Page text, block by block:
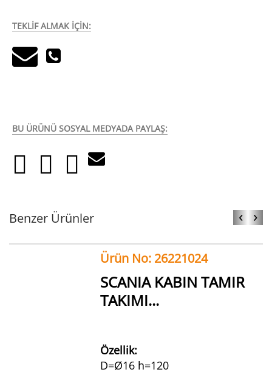
TEKLİF ALMAK İÇİN:
BU ÜRÜNÜ SOSYAL MEDYADA PAYLAŞ:
Benzer Ürünler ‹ ›
Ürün No: 26221024
SCANIA KABIN TAMIR
TAKIMI...
Özellik:
D=Ø16 h=120